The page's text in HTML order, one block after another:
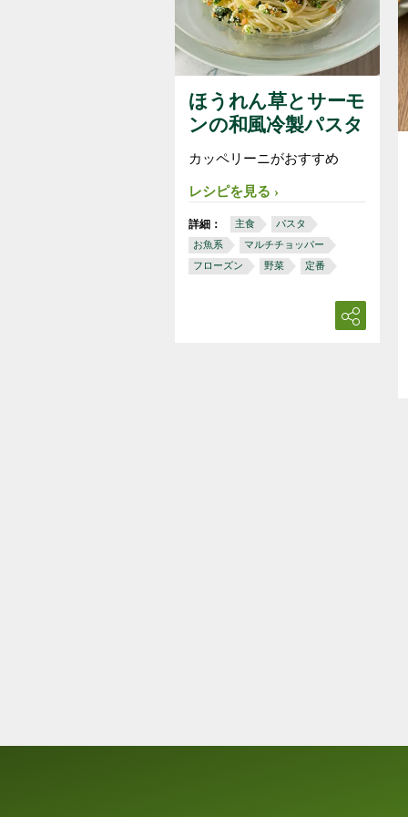
ほうれん草とサーモ
ンの和風冷製パスタ
カッペリーニがおすすめ
レシピを見る
詳細： 主食
パスタ
お魚系
マルチチョッパー
フローズン
野菜 定番